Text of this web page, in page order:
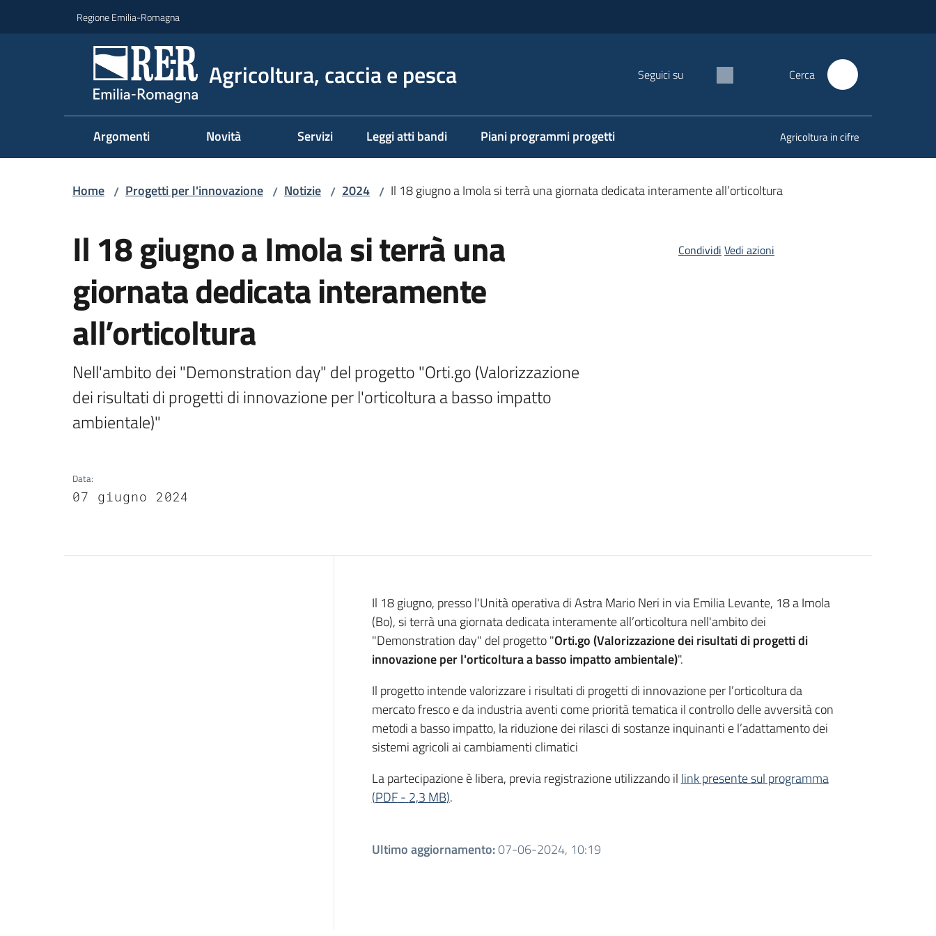
Regione Emilia-Romagna
Agricoltura, caccia e pesca Seguici su Cerca
Argomenti Novità Servizi Leggi atti bandi Piani programmi progetti Agricoltura in cifre
Home / Progetti per l'innovazione / Notizie / 2024 / Il 18 giugno a Imola si terrà una giornata dedicata interamente all’orticoltura
Il 18 giugno a Imola si terrà una
giornata dedicata interamente
all’orticoltura
Nell'ambito dei "Demonstration day" del progetto "Orti.go (Valorizzazione
dei risultati di progetti di innovazione per l'orticoltura a basso impatto
ambientale)"
Data:
07 giugno 2024
Condividi Vedi azioni
Introduzione
Il 18 giugno, presso l'Unità operativa di Astra Mario Neri in via Emilia Levante, 18 a Imola
(Bo), si terrà una giornata dedicata interamente all’orticoltura nell'ambito dei
"Demonstration day" del progetto "Orti.go (Valorizzazione dei risultati di progetti di
innovazione per l'orticoltura a basso impatto ambientale)".
Il progetto intende valorizzare i risultati di progetti di innovazione per l’orticoltura da
mercato fresco e da industria aventi come priorità tematica il controllo delle avversità con
metodi a basso impatto, la riduzione dei rilasci di sostanze inquinanti e l’adattamento dei
sistemi agricoli ai cambiamenti climatici
La partecipazione è libera, previa registrazione utilizzando il link presente sul programma
(PDF- 2,3 MB).
Ultimo aggiornamento:07-06-2024, 10:19